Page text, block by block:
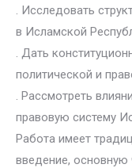
. Исследовать
в Исламской
. Дать
политической и
. Рассмотреть
правовую систему
Работа имеет
введение, основную